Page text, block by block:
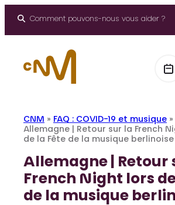
Comment pouvons-nous vous aider ?
CNM » FAQ : COVID-19 et musique »
Allemagne | Retour sur la French
de la Fête de la musique berlinoise
Allemagne | Retour
French Night lors
de la musique